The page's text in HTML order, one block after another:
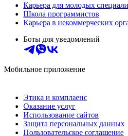
Карьера для молодых
Школа программистов
Карьера в некоммерческих
Боты для уведомлений
Мобильное приложение
Этика и комплаенс
Оказание услуг
Использование сайтов
Защита персональных данных
Пользовательское соглашение